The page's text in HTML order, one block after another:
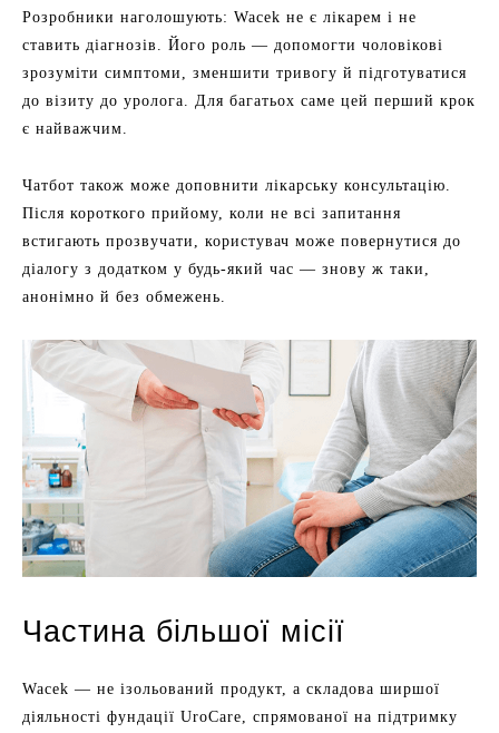
Розробники наголошують: Wacek не є лікарем і не
ставить діагнозів. Його роль — допомогти чоловікові
зрозуміти симптоми, зменшити тривогу й підготуватися
до візиту до уролога. Для багатьох саме цей перший крок
є найважчим.
Чатбот також може доповнити лікарську консультацію.
Після короткого прийому, коли не всі запитання
встигають прозвучати, користувач може повернутися до
діалогу з додатком у будь-який час — знову ж таки,
анонімно й без обмежень.
Частина більшої місії
Wacek — не ізольований продукт, а складова ширшої
діяльності фундації UroCare, спрямованої на підтримку